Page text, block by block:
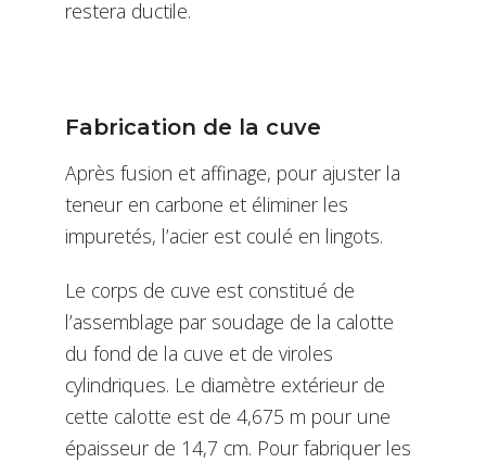
restera ductile.
Fabrication de la cuve
Après fusion et affinage, pour ajuster la
teneur en carbone et éliminer les
impuretés, l’acier est coulé en lingots.
Le corps de cuve est constitué de
l’assemblage par soudage de la calotte
du fond de la cuve et de viroles
cylindriques. Le diamètre extérieur de
cette calotte est de 4,675 m pour une
épaisseur de 14,7 cm. Pour fabriquer les